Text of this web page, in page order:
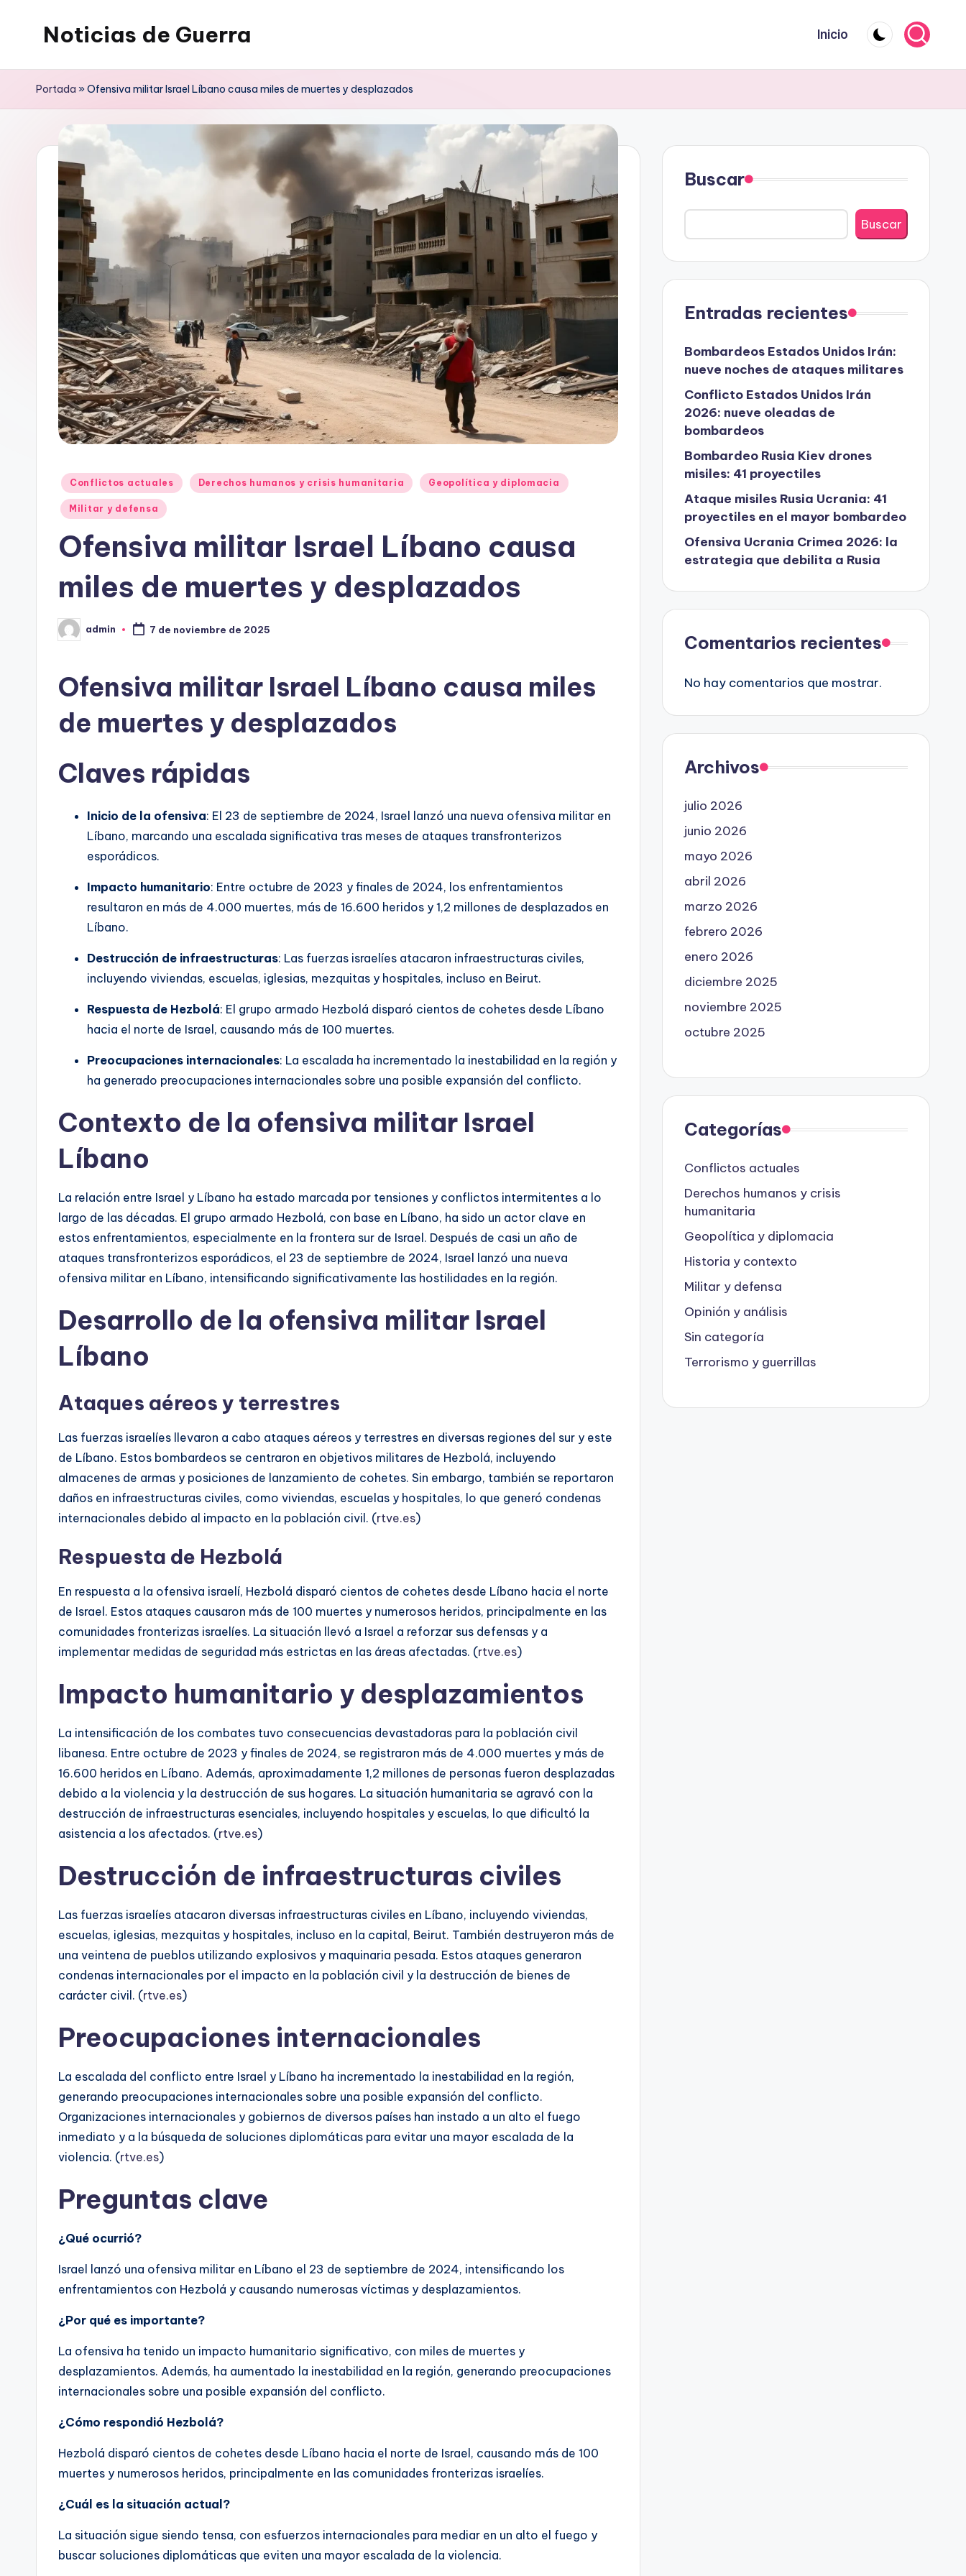
Noticias de Guerra Inicio
Portada »Ofensiva militar Israel Líbano causa miles de muertes y desplazados
Publicado
en
Conflictos actuales Derechos humanos y crisis humanitaria Geopolítica y diplomacia
Militar y defensa
Ofensiva militar Israel Líbano causa
miles de muertes y desplazados
Publicado
por
admin 7 de noviembre de 2025
Ofensiva militar Israel Líbano causa miles
de muertes y desplazados
Claves rápidas
Inicio de la ofensiva: El 23 de septiembre de 2024, Israel lanzó una nueva ofensiva militar en
Líbano, marcando una escalada significativa tras meses de ataques transfronterizos
esporádicos.
Impacto humanitario: Entre octubre de 2023 y finales de 2024, los enfrentamientos
resultaron en más de 4.000 muertes, más de 16.600 heridos y 1,2 millones de desplazados en
Líbano.
Destrucción de infraestructuras: Las fuerzas israelíes atacaron infraestructuras civiles,
incluyendo viviendas, escuelas, iglesias, mezquitas y hospitales, incluso en Beirut.
Respuesta de Hezbolá: El grupo armado Hezbolá disparó cientos de cohetes desde Líbano
hacia el norte de Israel, causando más de 100 muertes.
Preocupaciones internacionales: La escalada ha incrementado la inestabilidad en la región y
ha generado preocupaciones internacionales sobre una posible expansión del conflicto.
Contexto de la ofensiva militar Israel
Líbano
La relación entre Israel y Líbano ha estado marcada por tensiones y conflictos intermitentes a lo
largo de las décadas. El grupo armado Hezbolá, con base en Líbano, ha sido un actor clave en
estos enfrentamientos, especialmente en la frontera sur de Israel. Después de casi un año de
ataques transfronterizos esporádicos, el 23 de septiembre de 2024, Israel lanzó una nueva
ofensiva militar en Líbano, intensificando significativamente las hostilidades en la región.
Desarrollo de la ofensiva militar Israel
Líbano
Ataques aéreos y terrestres
Las fuerzas israelíes llevaron a cabo ataques aéreos y terrestres en diversas regiones del sur y este
de Líbano. Estos bombardeos se centraron en objetivos militares de Hezbolá, incluyendo
almacenes de armas y posiciones de lanzamiento de cohetes. Sin embargo, también se reportaron
daños en infraestructuras civiles, como viviendas, escuelas y hospitales, lo que generó condenas
internacionales debido al impacto en la población civil. (rtve.es)
Respuesta de Hezbolá
En respuesta a la ofensiva israelí, Hezbolá disparó cientos de cohetes desde Líbano hacia el norte
de Israel. Estos ataques causaron más de 100 muertes y numerosos heridos, principalmente en las
comunidades fronterizas israelíes. La situación llevó a Israel a reforzar sus defensas y a
implementar medidas de seguridad más estrictas en las áreas afectadas. (rtve.es)
Impacto humanitario y desplazamientos
La intensificación de los combates tuvo consecuencias devastadoras para la población civil
libanesa. Entre octubre de 2023 y finales de 2024, se registraron más de 4.000 muertes y más de
16.600 heridos en Líbano. Además, aproximadamente 1,2 millones de personas fueron desplazadas
debido a la violencia y la destrucción de sus hogares. La situación humanitaria se agravó con la
destrucción de infraestructuras esenciales, incluyendo hospitales y escuelas, lo que dificultó la
asistencia a los afectados. (rtve.es)
Destrucción de infraestructuras civiles
Las fuerzas israelíes atacaron diversas infraestructuras civiles en Líbano, incluyendo viviendas,
escuelas, iglesias, mezquitas y hospitales, incluso en la capital, Beirut. También destruyeron más de
una veintena de pueblos utilizando explosivos y maquinaria pesada. Estos ataques generaron
condenas internacionales por el impacto en la población civil y la destrucción de bienes de
carácter civil. (rtve.es)
Preocupaciones internacionales
La escalada del conflicto entre Israel y Líbano ha incrementado la inestabilidad en la región,
generando preocupaciones internacionales sobre una posible expansión del conflicto.
Organizaciones internacionales y gobiernos de diversos países han instado a un alto el fuego
inmediato y a la búsqueda de soluciones diplomáticas para evitar una mayor escalada de la
violencia. (rtve.es)
Preguntas clave
¿Qué ocurrió?
Israel lanzó una ofensiva militar en Líbano el 23 de septiembre de 2024, intensificando los
enfrentamientos con Hezbolá y causando numerosas víctimas y desplazamientos.
¿Por qué es importante?
La ofensiva ha tenido un impacto humanitario significativo, con miles de muertes y
desplazamientos. Además, ha aumentado la inestabilidad en la región, generando preocupaciones
internacionales sobre una posible expansión del conflicto.
¿Cómo respondió Hezbolá?
Hezbolá disparó cientos de cohetes desde Líbano hacia el norte de Israel, causando más de 100
muertes y numerosos heridos, principalmente en las comunidades fronterizas israelíes.
¿Cuál es la situación actual?
La situación sigue siendo tensa, con esfuerzos internacionales para mediar en un alto el fuego y
buscar soluciones diplomáticas que eviten una mayor escalada de la violencia.
Buscar
Buscar
Entradas recientes
Bombardeos Estados Unidos Irán:
nueve noches de ataques militares
Conflicto Estados Unidos Irán
2026: nueve oleadas de
bombardeos
Bombardeo Rusia Kiev drones
misiles: 41 proyectiles
Ataque misiles Rusia Ucrania: 41
proyectiles en el mayor bombardeo
Ofensiva Ucrania Crimea 2026: la
estrategia que debilita a Rusia
Comentarios recientes
No hay comentarios que mostrar.
Archivos
julio 2026
junio 2026
mayo 2026
abril 2026
marzo 2026
febrero 2026
enero 2026
diciembre 2025
noviembre 2025
octubre 2025
Categorías
Conflictos actuales
Derechos humanos y crisis
humanitaria
Geopolítica y diplomacia
Historia y contexto
Militar y defensa
Opinión y análisis
Sin categoría
Terrorismo y guerrillas